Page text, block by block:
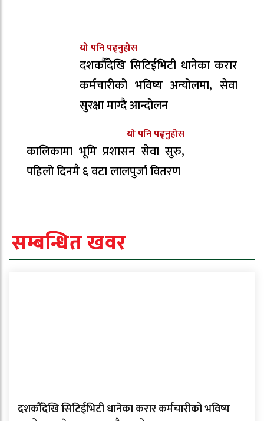
यो पनि पढ्नुहोस
दशकौँदेखि सिटिईभिटी धानेका करार
कर्मचारीको भविष्य अन्योलमा, सेवा
सुरक्षा माग्दै आन्दोलन
यो पनि पढ्नुहोस
कालिकामा भूमि प्रशासन सेवा सुरु,
पहिलो दिनमै ६ वटा लालपुर्जा वितरण
सम्बन्धित खवर
दशकौँदेखि सिटिईभिटी धानेका करार कर्मचारीको भविष्य